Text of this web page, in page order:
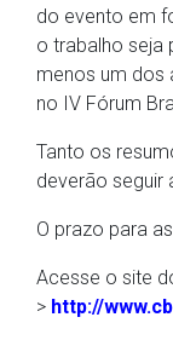
do evento em
o trabalho seja
menos um dos
no IV Fórum
Tanto os
deverão seguir
O prazo para
Acesse o site
> http://